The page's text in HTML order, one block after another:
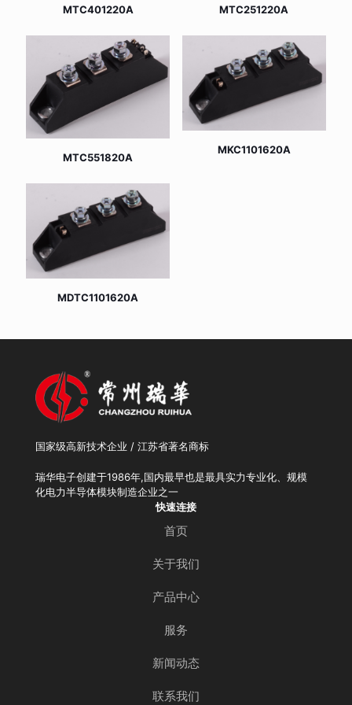
MTC401220A MTC251220A
MTC551820A
MKC1101620A
MDTC1101620A
国家级高新技术企业 / 江苏省著名商标
瑞华电子创建于1986年,国内最早也是最具实力专业化、规模
化电力半导体模块制造企业之一
快速连接
首页
关于我们
产品中心
服务
新闻动态
联系我们